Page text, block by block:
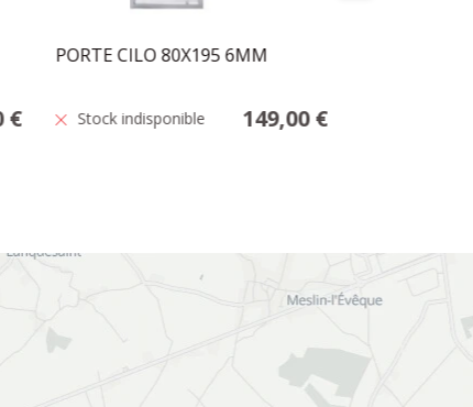
€
PORTE CILO 80X195 6MM
Stock indisponible 149,00 €